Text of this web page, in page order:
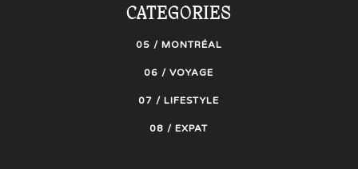
CATEGORIES
05 / MONTRÉAL
06 / VOYAGE
07 / LIFESTYLE
08 / EXPAT